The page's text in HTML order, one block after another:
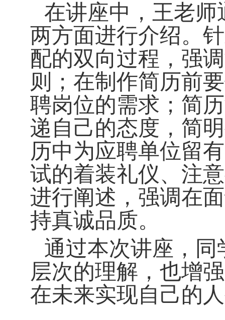
在讲座中，王老师
两方面进行介绍。
配的双向过程，强
则；在制作简历前
聘岗位的需求；简
递自己的态度，简
历中为应聘单位留
试的着装礼仪、注
进行阐述，强调在
持真诚品质。
通过本次讲座，
层次的理解，也增
在未来实现自己的